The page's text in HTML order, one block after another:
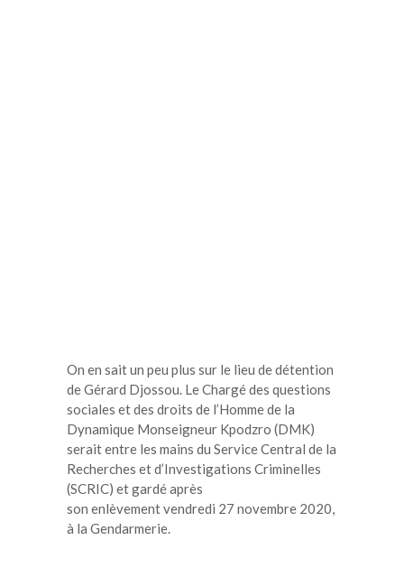
On en sait un peu plus sur le lieu de détention
de Gérard Djossou. Le Chargé des questions
sociales et des droits de l’Homme de la
Dynamique Monseigneur Kpodzro (DMK)
serait entre les mains du Service Central de la
Recherches et d’Investigations Criminelles
(SCRIC) et gardé après
son enlèvement vendredi 27 novembre 2020,
à la Gendarmerie.